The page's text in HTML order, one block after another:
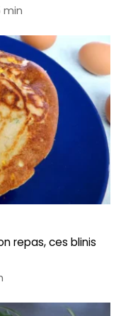
min
repas, ces blinis